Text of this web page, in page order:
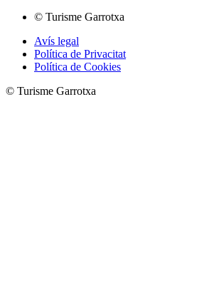
© Turisme Garrotxa
Avís legal
Política de Privacitat
Política de Cookies
© Turisme Garrotxa